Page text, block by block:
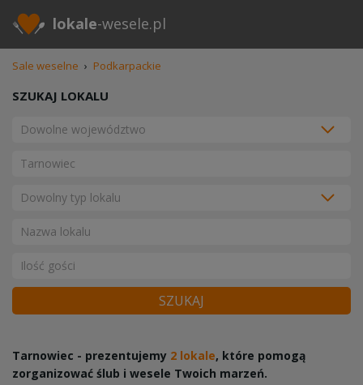
lokale-wesele.pl
Sale weselne › Podkarpackie
SZUKAJ LOKALU
SZUKAJ
Tarnowiec - prezentujemy 2 lokale, które pomogą
zorganizować ślub i wesele Twoich marzeń.